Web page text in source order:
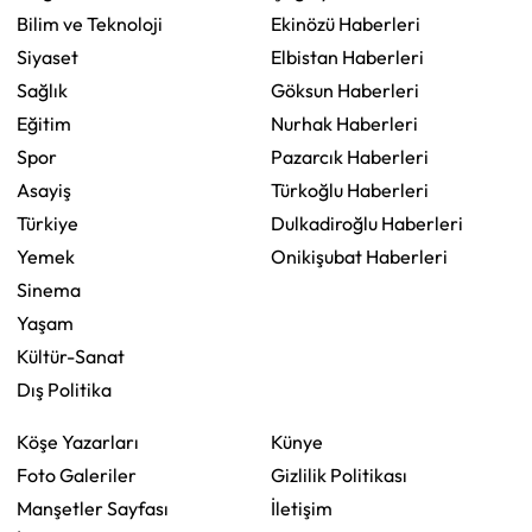
Bilim ve Teknoloji
Siyaset
Sağlık
Eğitim
Spor
Asayiş
Türkiye
Yemek
Sinema
Yaşam
Kültür-Sanat
Dış Politika
Ekinözü Haberleri
Elbistan Haberleri
Göksun Haberleri
Nurhak Haberleri
Pazarcık Haberleri
Türkoğlu Haberleri
Dulkadiroğlu Haberleri
Onikişubat Haberleri
Köşe Yazarları
Foto Galeriler
Manşetler Sayfası
Künye
Gizlilik Politikası
İletişim